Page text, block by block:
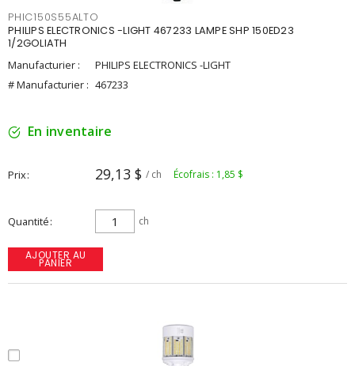
PHIC150S55ALTO
PHILIPS ELECTRONICS -LIGHT 467233 LAMPE SHP 150ED23
1/2GOLIATH
Manufacturier :
PHILIPS ELECTRONICS -LIGHT
# Manufacturier : 467233
En inventaire
Prix 29,13 $ / ch Écofrais : 1,85 $
Quantité ch
AJOUTER AU
PANIER